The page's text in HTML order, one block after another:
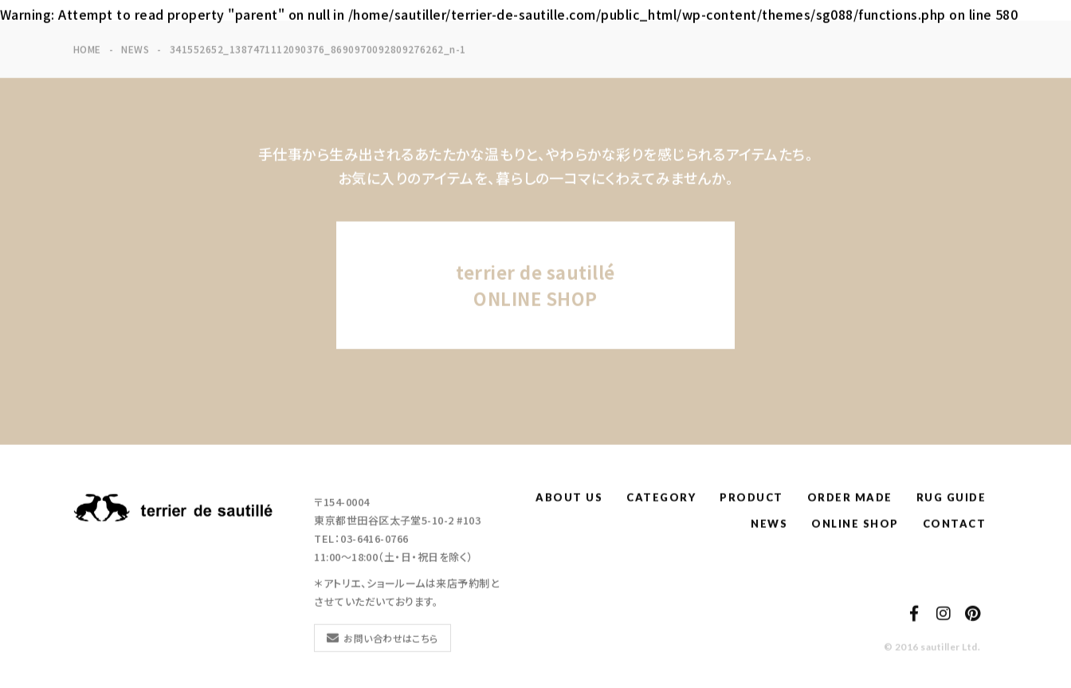
Warning: Attempt to read property "parent" on null in /home/sautiller/terrier-de-sautille.com/public_html/wp-content/themes/sg088/functions.php on line 580
HOME NEWS 341552652_1387471112090376_8690970092809276262_n-1
手仕事から生み出されるあたたかな温もりと、やわらかな彩りを感じられるアイテムたち。
お気に入りのアイテムを、暮らしの一コマにくわえてみませんか。
terrier de sautillé
ONLINE SHOP
〒154-0004
東京都世田谷区太子堂5-10-2 #103
TEL：03-6416-0766
11:00～18:00（土・日・祝日を除く）
＊アトリエ、ショールームは来店予約制と
させていただいております。
お問い合わせはこちら
ABOUT US CATEGORY PRODUCT ORDER MADE RUG GUIDE
NEWS ONLINE SHOP CONTACT
© 2016 sautiller Ltd.